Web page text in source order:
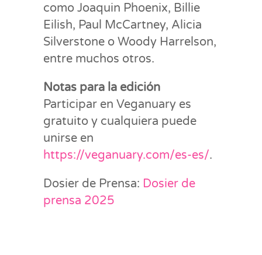
como Joaquin Phoenix, Billie
Eilish, Paul McCartney, Alicia
Silverstone o Woody Harrelson,
entre muchos otros.
Notas para la edición
Participar en Veganuary es
gratuito y cualquiera puede
unirse en
https://veganuary.com/es-es/.
Dosier de Prensa: Dosier de
prensa 2025